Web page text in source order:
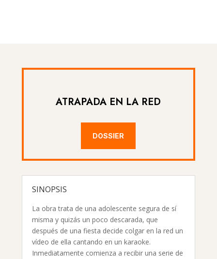
ATRAPADA EN LA RED
DOSSIER
SINOPSIS
La obra trata de una adolescente segura de sí
misma y quizás un poco descarada, que
después de una fiesta decide colgar en la red un
vídeo de ella cantando en un karaoke.
Inmediatamente comienza a recibir una serie de